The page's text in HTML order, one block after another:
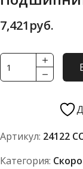
7,421руб.
Количество
товара
FBC
Артикул: 24122
Категория: